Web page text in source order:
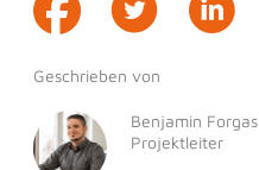
Geschrieben von
Benjamin Forgas
Projektleiter